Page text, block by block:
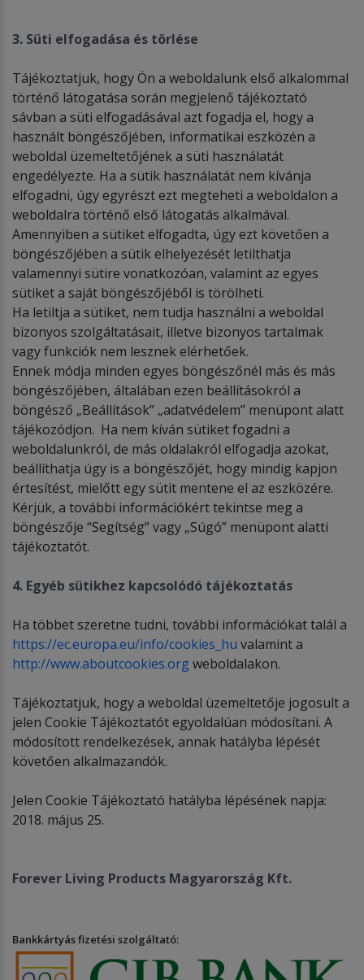
3. Süti elfogadása és törlése
Tájékoztatjuk, hogy Ön a weboldalunk első alkalommal
történő látogatása során megjelenő tájékoztató
sávban a süti elfogadásával azt fogadja el, hogy a
használt böngészőjében, informatikai eszközén a
weboldal üzemeltetőjének a süti használatát
engedélyezte. Ha a sütik használatát nem kívánja
elfogadni, úgy egyrészt ezt megteheti a weboldalon a
weboldalra történő első látogatás alkalmával.
Amennyiben a sütiket elfogadta, úgy ezt követően a
böngészőjében a sütik elhelyezését letilthatja
valamennyi sütire vonatkozóan, valamint az egyes
sütiket a saját böngészőjéből is törölheti.
Ha letiltja a sütiket, nem tudja használni a weboldal
bizonyos szolgáltatásait, illetve bizonyos tartalmak
vagy funkciók nem lesznek elérhetőek.
Ennek módja minden egyes böngészőnél más és más
böngészőjében, általában ezen beállításokról a
böngésző „Beállítások” „adatvédelem” menüpont alatt
tájékozódjon. Ha nem kíván sütiket fogadni a
weboldalunkról, de más oldalakról elfogadja azokat,
beállíthatja úgy is a böngészőjét, hogy mindig kapjon
értesítést, mielőtt egy sütit mentene el az eszközére.
Kérjük, a további információkért tekintse meg a
böngészője “Segítség” vagy „Súgó” menüpont alatti
tájékoztatót.
4. Egyéb sütikhez kapcsolódó tájékoztatás
Ha többet szeretne tudni, további információkat talál a
https://ec.europa.eu/info/cookies_hu valamint a
http://www.aboutcookies.orgweboldalakon.
Tájékoztatjuk, hogy a weboldal üzemeltetője jogosult a
jelen Cookie Tájékoztatót egyoldalúan módosítani. A
módosított rendelkezések, annak hatályba lépését
követően alkalmazandók.
Jelen Cookie Tájékoztató hatályba lépésének napja:
2018. május 25.
Forever Living Products Magyarország Kft.
Bankkártyás fizetési szolgáltató: